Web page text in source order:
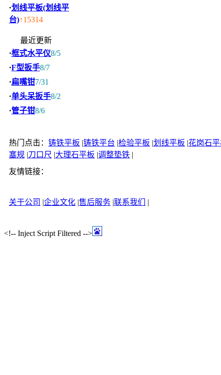
·划线平板(划线平
台)↑15314
最近更新
·框式水平仪8/5
·F型扳手8/7
·扁嘴钳7/31
·单头呆扳手8/2
·管子钳8/6
热门点击： 铸铁平板 |铸铁平台 |检验平板 |划线平板 |花岗石
塞规 |刀口尺 |大理石平板 |调整垫铁 |
友情链接：
关于公司 |企业文化 |售后服务 |联系我们 |
<!-- Inject Script Filtered -->